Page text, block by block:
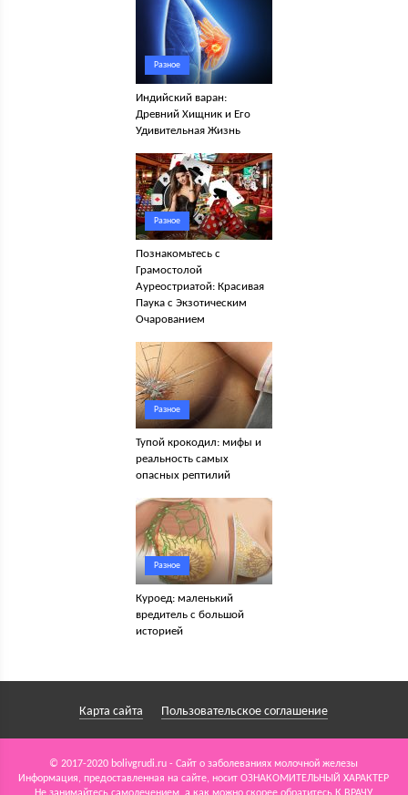
Разное
Индийский варан:
Древний Хищник и Его
Удивительная Жизнь
Разное
Познакомьтесь с
Грамостолой
Ауреостриатой: Красивая
Паука с Экзотическим
Очарованием
Разное
Тупой крокодил: мифы и
реальность самых
опасных рептилий
Разное
Куроед: маленький
вредитель с большой
историей
Карта сайта Пользовательское соглашение
© 2017-2020 bolivgrudi.ru - Сайт о заболеваниях молочной железы
Информация, предоставленная на сайте, носит ОЗНАКОМИТЕЛЬНЫЙ ХАРАКТЕР